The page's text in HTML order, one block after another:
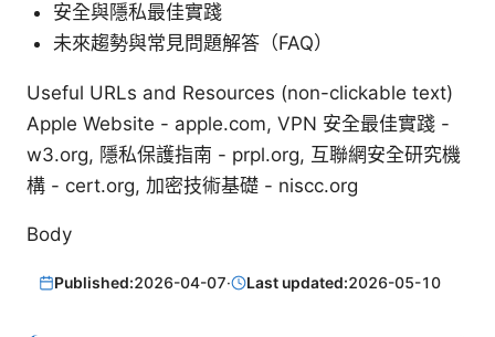
安全與隱私最佳實踐
未來趨勢與常見問題解答（FAQ）
Useful URLs and Resources (non-clickable text)
Apple Website - apple.com, VPN 安全最佳實踐 -
w3.org, 隱私保護指南 - prpl.org, 互聯網安全研究機
構 - cert.org, 加密技術基礎 - niscc.org
Body
Published:2026-04-07· Last updated:2026-05-10